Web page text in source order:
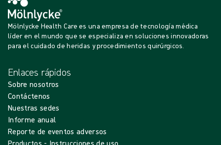
Mölnlycke Health Care es una empresa de tecnología médica
líder en el mundo que se especializa en soluciones innovadoras
para el cuidado de heridas y procedimientos quirúrgicos.
Enlaces rápidos
Sobre nosotros
Contáctenos
Nuestras sedes
Informe anual
Reporte de eventos adversos
Productos - Instrucciones de uso